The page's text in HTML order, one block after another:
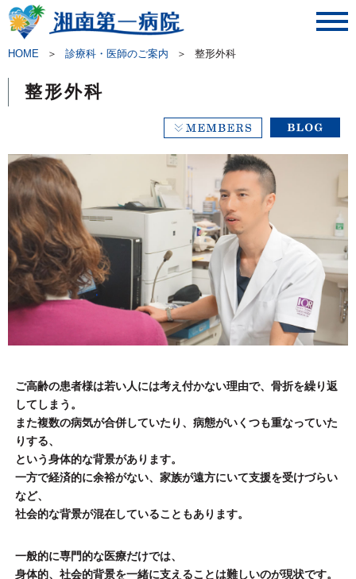
HOME ＞ 診療科・医師のご案内 ＞ 整形外科
整形外科
ご高齢の患者様は若い人には考え付かない理由で、骨折を繰り返
してしまう。
また複数の病気が合併していたり、病態がいくつも重なっていた
りする、
という身体的な背景があります。
一方で経済的に余裕がない、家族が遠方にいて支援を受けづらい
など、
社会的な背景が混在していることもあります。
一般的に専門的な医療だけでは、
身体的、社会的背景を一緒に支えることは難しいのが現状です。